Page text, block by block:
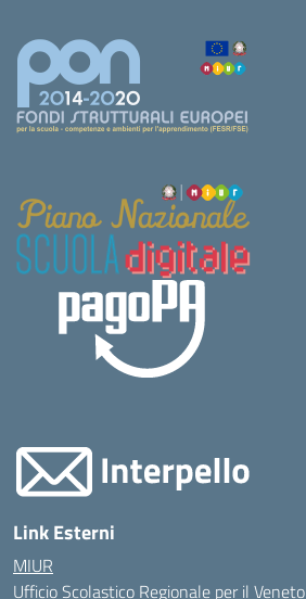
Link Esterni
MIUR
Ufficio Scolastico Regionale per il Veneto